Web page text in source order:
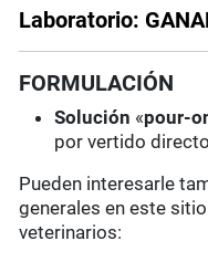
Laboratorio:
FORMULACIÓN
Solución «pour-
por vertido
Pueden interesarle
generales en este
veterinarios: